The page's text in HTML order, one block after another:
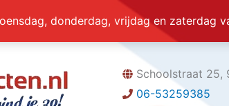
donderdag, vrijdag en zaterdag
Schoolstraat 25,
06-53259385